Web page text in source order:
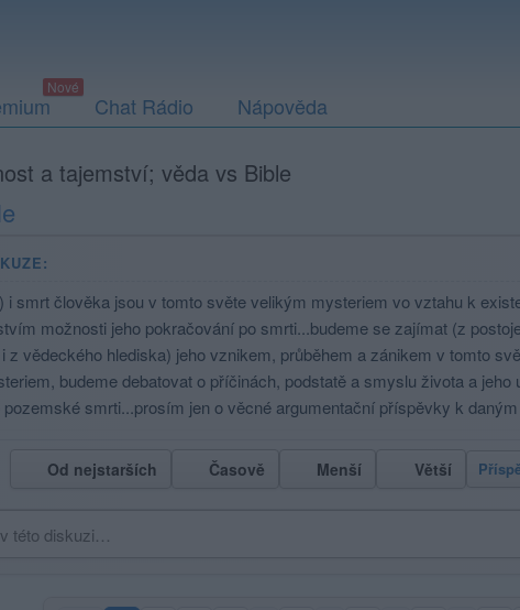
Chat Rádio Nápověda
a tajemství; věda vs Bible
i smrt člověka jsou v tomto světe velikým mysteriem vo vztahu k
možnosti jeho pokračování po smrti...budeme se zajímat (z
z vědeckého hlediska) jeho vznikem, průběhem a zánikem v tomto
budeme debatovat o příčinách, podstatě a smyslu života a
smrti...prosím jen o věcné argumentační příspěvky k
Od nejstarších Časově Menší Větší